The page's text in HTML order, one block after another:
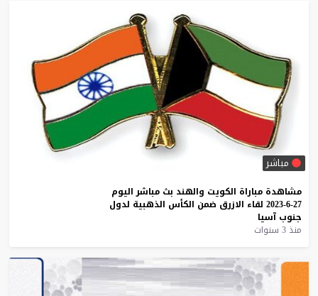
مباشر
مشاهدة مباراة الكويت والهند بث مباشر اليوم
27-6-2023
لقاء الازرق ضمن الكأس الذهبية لدول
جنوب آسيا
منذ 3 سنوات